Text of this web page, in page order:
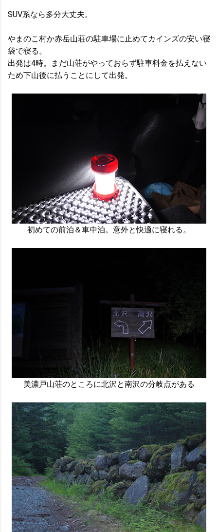
SUV系なら多分大丈夫。
やまのこ村か赤岳山荘の駐車場に止めてカインズの安い寝
袋で寝る。
出発は4時。まだ山荘がやっておらず駐車料金を払えない
ため下山後に払うことにして出発。
初めての前泊＆車中泊。意外と快適に寝れる。
美濃戸山荘のところに北沢と南沢の分岐点がある